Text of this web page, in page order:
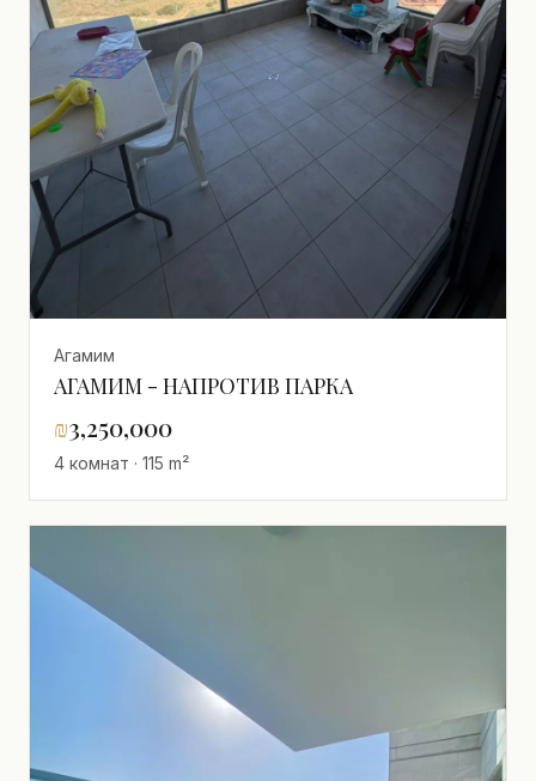
Агамим
АГАМИМ - НАПРОТИВ ПАРКА
₪3,250,000
4 комнат · 115 m²